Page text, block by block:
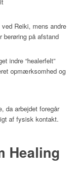
Reiki, mens andre
berøring på afstand
indre “healerfelt”
opmærksomhed og
da arbejdet foregår
af fysisk kontakt.
Healing